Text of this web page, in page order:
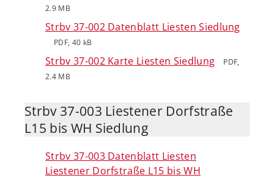
2.9 MB
Strbv 37-002 Datenblatt Liesten Siedlung
PDF, 40 kB
Strbv 37-002 Karte Liesten Siedlung
PDF,
2.4 MB
Strbv 37-003 Liestener Dorfstraße
L15 bis WH Siedlung
Strbv 37-003 Datenblatt Liesten
Liestener Dorfstraße L15 bis WH